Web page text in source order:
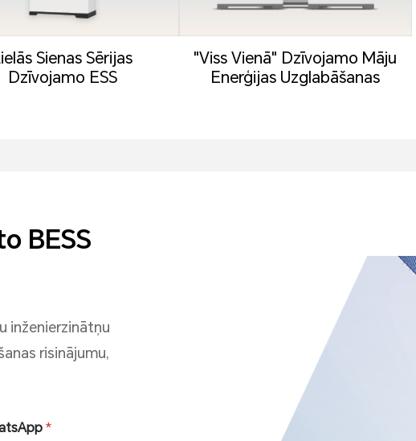
Sienas Sērijas
Dzīvojamo ESS
"Viss Vienā" Dzīvojamo Māju
Enerģijas Uzglabāšanas
BESS
inženierzinātņu
risinājumu,
*